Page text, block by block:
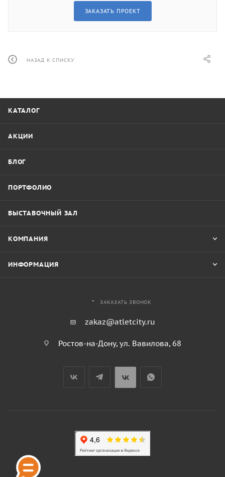
ЗАКАЗАТЬ ПРОЕКТ
НАЗАД К СПИСКУ
КАТАЛОГ
АКЦИИ
БЛОГ
ПОРТФОЛИО
ВЫСТАВОЧНЫЙ ЗАЛ
КОМПАНИЯ
ИНФОРМАЦИЯ
ЗАКАЗАТЬ ЗВОНОК
zakaz@atletcity.ru
Ростов-на-Дону, ул. Вавилова, 68